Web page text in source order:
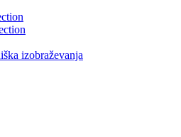
izobraževanja